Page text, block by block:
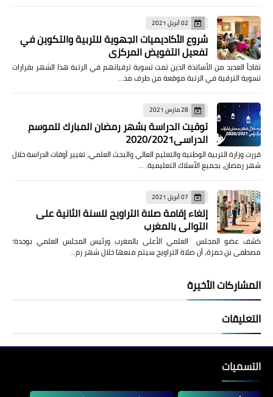
02 أبريل 2021
شروع الأكاديميات الجهوية للتربية والتكوين في
تفعيل التفويض المركزي
تفاجأ العديد من الأساتذة الذين تمت تسوية ترقياتهم في الرتبة هذا الشهر بقرارات
تسوية الترقية في الرتبة موقعة من طرف مد…
28 مارس 2021
توقيت الدراسة بشهر رمضان المبارك للموسم
الدراسي2020/2021
قررت وزارة التربية الوطنية والتعليم العالي والبحث العلمي، تغيير أوقات الدراسة خلال
شهر رمضان، بجميع الأسلاك التعليمية. …
07 أبريل 2021
إلغاء إقامة صلاة التراويح للسنة الثانية على
التوالي بالمغرب
كشف عضو المجلس العلمي الأعلى بالمغرب ورئيس المجلس العلمي بوجدة؛
مصطفى بن حمزة، أن صلاة التراويح سيتم منعها خلال شهر رم…
المشاركات الأخيرة
التعليقات
التسميات